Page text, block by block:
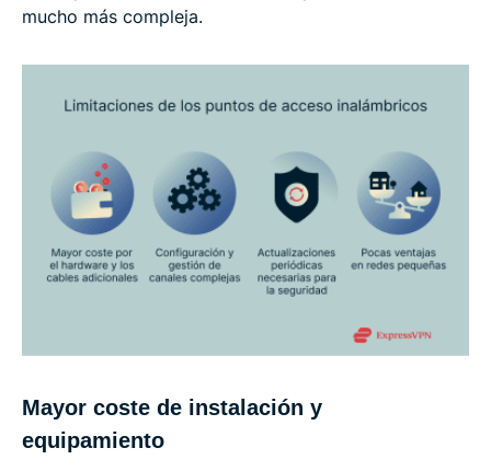
mucho más compleja.
Mayor coste de instalación y
equipamiento